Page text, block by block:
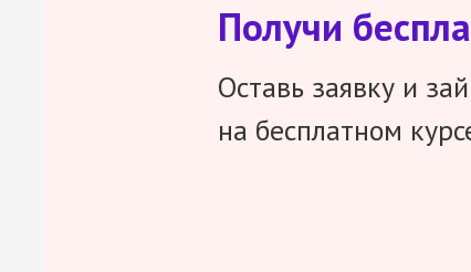
Получи
Оставь заявку и
на бесплатном